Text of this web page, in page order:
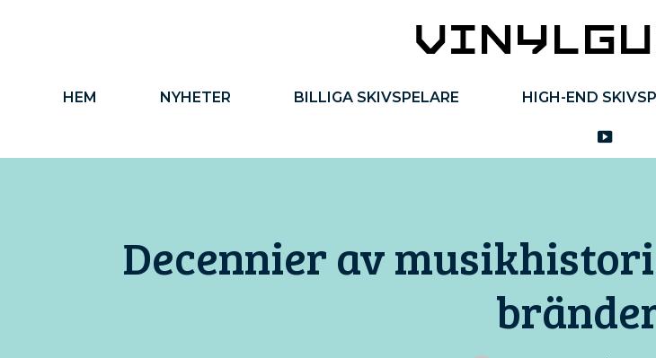
HEM NYHETER BILLIGA SKIVSPELARE HIGH-END
Decennier av